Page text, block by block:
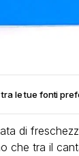
le tue fonti
di
che tra il